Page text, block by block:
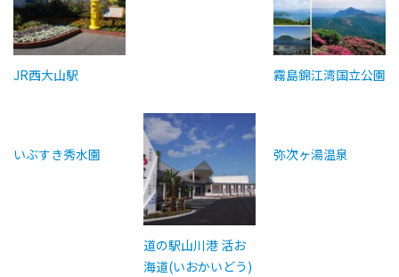
JR西大山駅 霧島錦江湾国立公園
いぶすき秀水園
道の駅山川港 活お
海道(いおかいどう)
弥次ヶ湯温泉